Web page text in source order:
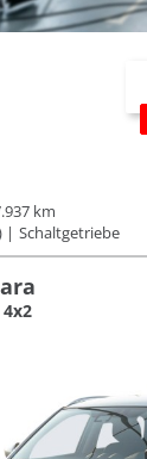
km
Schaltgetriebe